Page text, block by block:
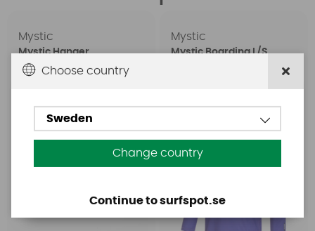
Mystic
Mystic Hanger
Mystic
Mystic Boarding L/S
Choose country
Sweden
Change country
Continue to surfspot.se